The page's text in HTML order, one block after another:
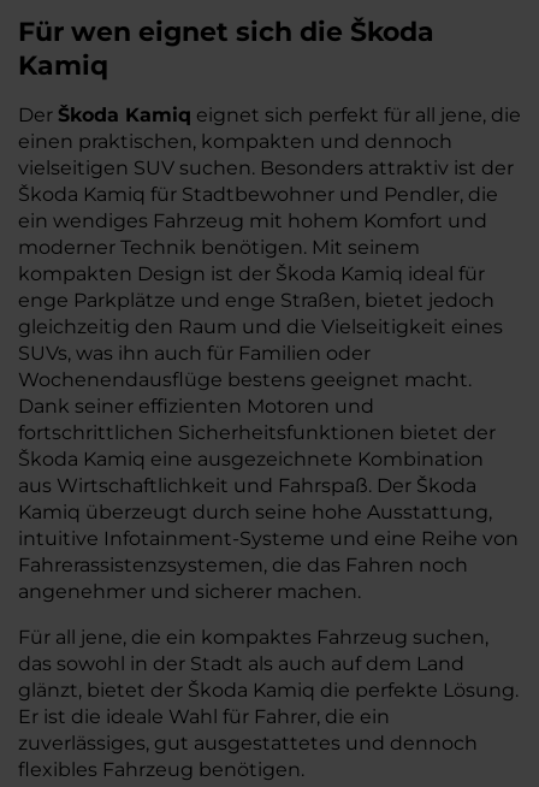
Für wen eignet sich die Škoda
Kamiq
Der Škoda Kamiq eignet sich perfekt für all jene, die
einen praktischen, kompakten und dennoch
vielseitigen SUV suchen. Besonders attraktiv ist der
Škoda Kamiq für Stadtbewohner und Pendler, die
ein wendiges Fahrzeug mit hohem Komfort und
moderner Technik benötigen. Mit seinem
kompakten Design ist der Škoda Kamiq ideal für
enge Parkplätze und enge Straßen, bietet jedoch
gleichzeitig den Raum und die Vielseitigkeit eines
SUVs, was ihn auch für Familien oder
Wochenendausflüge bestens geeignet macht.
Dank seiner effizienten Motoren und
fortschrittlichen Sicherheitsfunktionen bietet der
Škoda Kamiq eine ausgezeichnete Kombination
aus Wirtschaftlichkeit und Fahrspaß. Der Škoda
Kamiq überzeugt durch seine hohe Ausstattung,
intuitive Infotainment-Systeme und eine Reihe von
Fahrerassistenzsystemen, die das Fahren noch
angenehmer und sicherer machen.
Für all jene, die ein kompaktes Fahrzeug suchen,
das sowohl in der Stadt als auch auf dem Land
glänzt, bietet der Škoda Kamiq die perfekte Lösung.
Er ist die ideale Wahl für Fahrer, die ein
zuverlässiges, gut ausgestattetes und dennoch
flexibles Fahrzeug benötigen.